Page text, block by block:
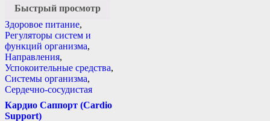
Быстрый просмотр
Здоровое питание,
Регуляторы систем и
функций организма,
Направления,
Успокоительные средства,
Системы организма,
Сердечно-сосудистая
Кардио Саппорт (Cardio
Support)